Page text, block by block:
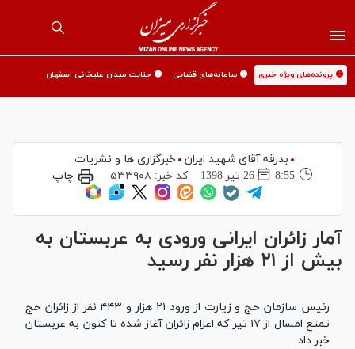
🟡 پرونده‌های ویژه خبری 🟡 سامانه‌های قضایی 🟡 جنایت میدان علیخانی اصفهان
بدرقه آقای شهید ایران
خبرگزاری ها و نشریات
8:55
26 تير 1398 کد خبر: ۵۳۳۹۰۸ چاپ
آمار زائران ایرانی ورودی به عربستان به
بیش از ۲۱ هزار نفر رسید
رئیس سازمان حج و زیارت از ورود ۲۱ هزار و ۴۴۳ نفر از زائران حج
تمتع امسال از ۱۷ تیر که اعزام زائران آغاز شده تا کنون به عربستان
خبر داد.